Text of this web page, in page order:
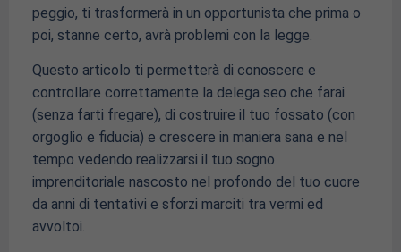
peggio, ti trasformerà in un opportunista che prima o
poi, stanne certo, avrà problemi con la legge.
Questo articolo ti permetterà di conoscere e
controllare correttamente la delega seo che farai
(senza farti fregare), di costruire il tuo fossato (con
orgoglio e fiducia) e crescere in maniera sana e nel
tempo vedendo realizzarsi il tuo sogno
imprenditoriale nascosto nel profondo del tuo cuore
da anni di tentativi e sforzi marciti tra vermi ed
avvoltoi.